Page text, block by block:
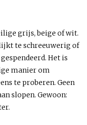
grijs, beige of wit.
te schreeuwerig of
Het is
manier om
te proberen. Geen
slopen. Gewoon: